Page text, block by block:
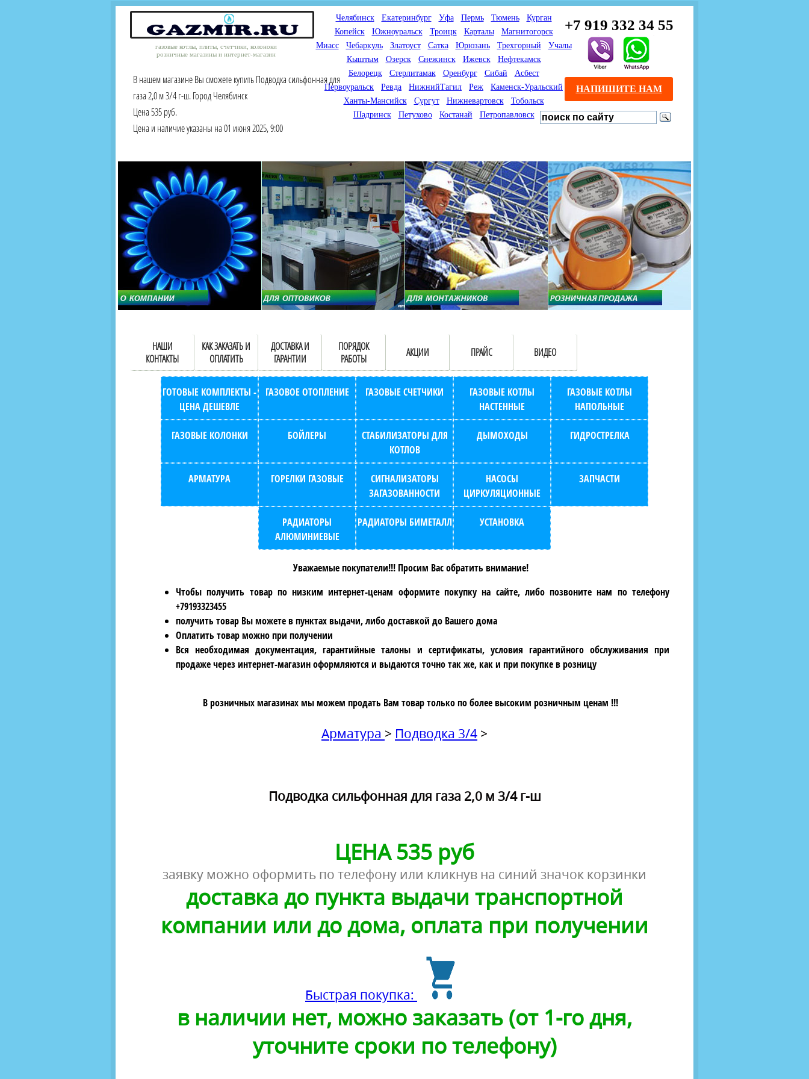
газовые котлы, плиты, счетчики, колоноки
розничные магазины и интернет-магазин
+7 919 332 34 55
Челябинск Екатеринбург Уфа Пермь Тюмень
Курган
Копейск
Южноуральск Троицк Карталы
Магнитогорск
Миасс
Чебаркуль Златоуст Сатка Юрюзань Трехгорный
Учалы
Кыштым
Озерск Снежинск Ижевск
Нефтекамск
Белорецк
Стерлитамак Оренбург Сибай
Асбест
Первоуральск
Ревда НижнийТагил Реж
Каменск-Уральский
Ханты-Мансийск
Сургут Нижневартовск
Тобольск
Шадринск
Петухово Костанай Петропавловск
В нашем магазине Вы сможете купить Подводка сильфонная для
газа 2,0 м 3/4 г-ш. Город Челябинск
Цена 535 руб.
Цена и наличие указаны на 01 июня 2025, 9:00
НАПИШИТЕ НАМ
Мы продаем газовые котлы
для отопления,
водонагреватели, счетчики
газа с доставкой по городам
России и Казахстана
Мы специализируемся на
снабжении магазинов
газового оборудования.
Предлагаем полный
ассортимент товара для
открытия магазина газового
оборудования в Вашем
городе. Мы знаем что будет
продаваться.
Предлагаем взаимовыгодное
сотрудничество
монтажникам газового
оборудования. Если Вы
занимаетесь установкой
газового оборудования, мы
предлагаем Вам оптовые
цены и документарное
сопровождение Ваших
продаж (берем всю
бухгалтерию "на себя")
НАШИ
КОНТАКТЫ
КАК ЗАКАЗАТЬ И
ОПЛАТИТЬ
ДОСТАВКА И
ГАРАНТИИ
ПОРЯДОК
РАБОТЫ
АКЦИИ ПРАЙС ВИДЕО
ГОТОВЫЕ КОМПЛЕКТЫ -
ЦЕНА ДЕШЕВЛЕ
ГАЗОВОЕ ОТОПЛЕНИЕ ГАЗОВЫЕ СЧЕТЧИКИ
ГАЗОВЫЕ КОТЛЫ
НАСТЕННЫЕ
ГАЗОВЫЕ КОТЛЫ
НАПОЛЬНЫЕ
ГАЗОВЫЕ КОЛОНКИ БОЙЛЕРЫ
СТАБИЛИЗАТОРЫ ДЛЯ
КОТЛОВ
ДЫМОХОДЫ ГИДРОСТРЕЛКА
АРМАТУРА ГОРЕЛКИ ГАЗОВЫЕ
СИГНАЛИЗАТОРЫ
ЗАГАЗОВАННОСТИ
НАСОСЫ
ЦИРКУЛЯЦИОННЫЕ
ЗАПЧАСТИ
РАДИАТОРЫ
АЛЮМИНИЕВЫЕ
РАДИАТОРЫ БИМЕТАЛЛ УСТАНОВКА
Уважаемые покупатели!!! Просим Вас обратить внимание!
Чтобы получить товар по низким интернет-ценам оформите покупку на сайте, либо позвоните нам по телефону
+79193323455
получить товар Вы можете в пунктах выдачи, либо доставкой до Вашего дома
Оплатить товар можно при получении
Вся необходимая документация, гарантийные талоны и сертификаты, условия гарантийного обслуживания при
продаже через интернет-магазин оформляются и выдаются точно так же, как и при покупке в розницу
В розничных магазинах мы можем продать Вам товар только по более высоким розничным ценам !!!
Арматура > Подводка 3/4 >
Подводка сильфонная для газа 2,0 м 3/4 г-ш
ЦЕНА 535 руб
заявку можно оформить по телефону или кликнув на синий значок корзинки
доставка до пункта выдачи транспортной
компании или до дома, оплата при получении
Быстрая покупка:
в наличии нет, можно заказать (от 1-го дня,
уточните сроки по телефону)